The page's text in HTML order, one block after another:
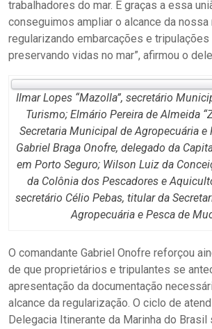
trabalhadores do mar. É graças a essa
conseguimos ampliar o alcance da nossa
regularizando embarcações e tripulações
preservando vidas no mar”, afirmou o
Ilmar Lopes “Mazolla”, secretário
Turismo; Elmário Pereira de Almeida
Secretaria Municipal de Agropecuária e
Gabriel Braga Onofre, delegado da
em Porto Seguro; Wilson Luiz da
da Colônia dos Pescadores e
secretário Célio Pebas, titular da
Agropecuária e Pesca de
O comandante Gabriel Onofre reforçou
de que proprietários e tripulantes se
apresentação da documentação
alcance da regularização. O ciclo de
Delegacia Itinerante da Marinha do Brasil